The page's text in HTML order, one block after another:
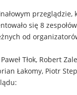
Skarbowy
Gospodarstwo
przeglądzie,
się 8
od
Tłok, Robert
Łakomy, Piotr